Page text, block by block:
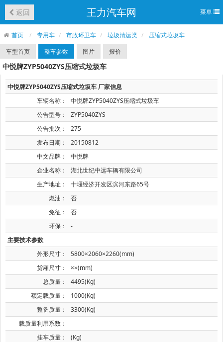
返回 王力汽车网 菜单
首页 专用车 市政环卫车 垃圾清运类
压缩式垃圾车
车型首页
整车参数 图片 报价
中悦牌ZYP5040ZYS压缩式垃圾车
中悦牌ZYP5040ZYS压缩式垃圾车 厂家信息
车辆名称：
中悦牌ZYP5040ZYS压缩式垃圾车
公告型号：
ZYP5040ZYS
公告批次：
275
发布日期：
20150812
中文品牌：
中悦牌
企业名称：
湖北世纪中远车辆有限公司
生产地址：
十堰经济开发区滨河东路65号
燃油：
否
免征：
否
环保：
-
主要技术参数
外形尺寸：
5800×2060×2260(mm)
货厢尺寸：
××(mm)
总质量：
4495(Kg)
额定载质量：
1000(Kg)
整备质量：
3300(Kg)
载质量利用系数：
挂车质量：
(Kg)